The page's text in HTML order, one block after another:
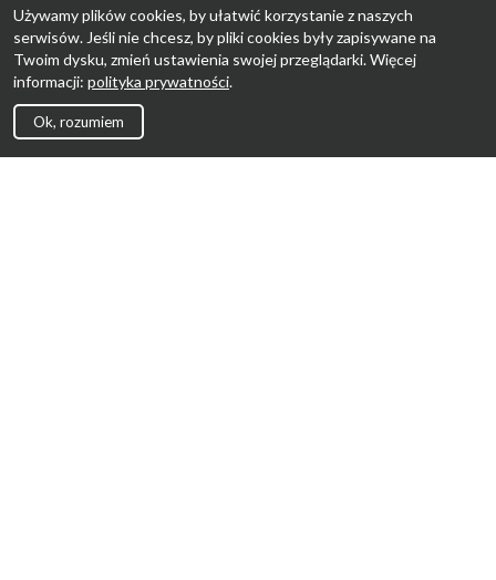
Używamy plików cookies, by ułatwić korzystanie z naszych
serwisów. Jeśli nie chcesz, by pliki cookies były zapisywane na
Twoim dysku, zmień ustawienia swojej przeglądarki. Więcej
informacji: polityka prywatności.
Ok, rozumiem